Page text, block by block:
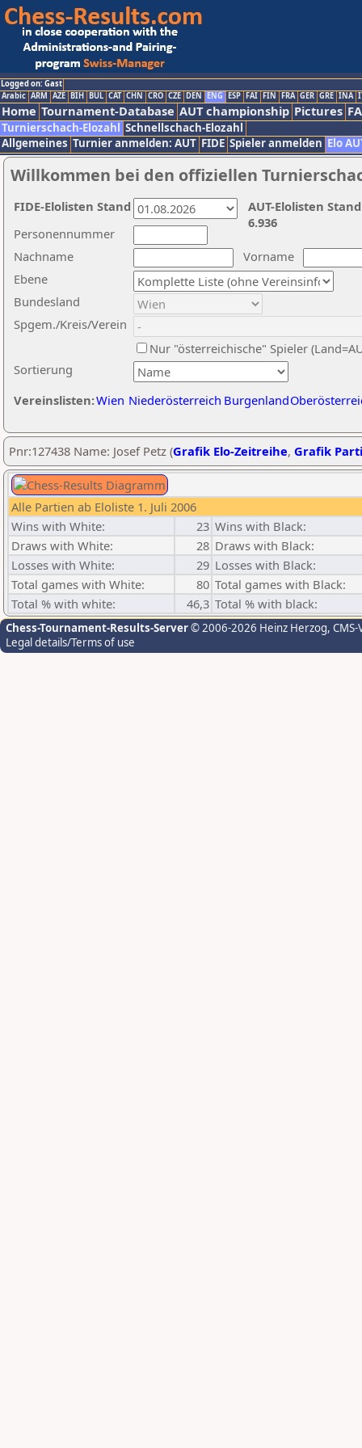
Logged on: Gast
Arabic ARM AZE BIH BUL CAT CHN CRO CZE DEN ENG ESP FAI FIN FRA GER GRE INA
Home Tournament-Database AUT championship Pictures
Turnierschach-Elozahl Schnellschach-Elozahl
Allgemeines Turnier anmelden: AUT FIDE Spieler anmelden Elo
Willkommen bei den offiziellen
Nachname
Vorname
Ebene
Sortierung
Personennummer
Bundesland
Spgem./Kreis/Verein
Nur "österreichische" Spieler
Vereinslisten:Wien Niederösterreich Burgenland
AUT-Elolisten
6.936
FIDE-Elolisten Stand
Pnr:127438 Name: Josef Petz (Grafik Elo-Zeitreihe, Grafik
Alle Partien ab Eloliste 1. Juli 2006
Wins with White:
23 Wins with Black:
Draws with White:
28 Draws with Black:
Losses with White:
29 Losses with Black:
Total games with White:
80 Total games with Black:
Total % with white:
46,3 Total % with black:
Chess-Tournament-Results-Server© 2006-2026 Heinz Herzog,
Legal details/Terms of use